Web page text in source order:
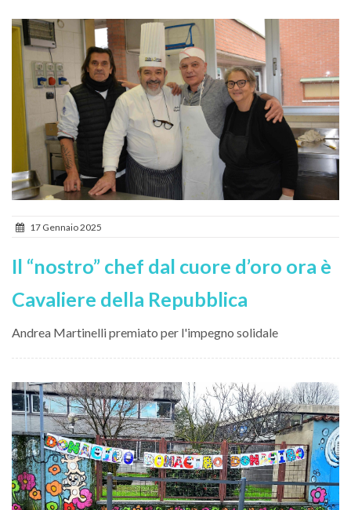
17 Gennaio 2025
Il “nostro” chef dal cuore d’oro ora è
Cavaliere della Repubblica
Andrea Martinelli premiato per l'impegno solidale